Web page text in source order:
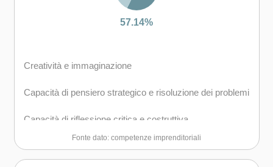
Capacità di favorire il proprio benessere fisico ed
57.14%
Creatività e immaginazione
Capacità di pensiero strategico e risoluzione dei problemi
Capacità di riflessione critica e costruttiva
Fonte dato: competenze imprenditoriali